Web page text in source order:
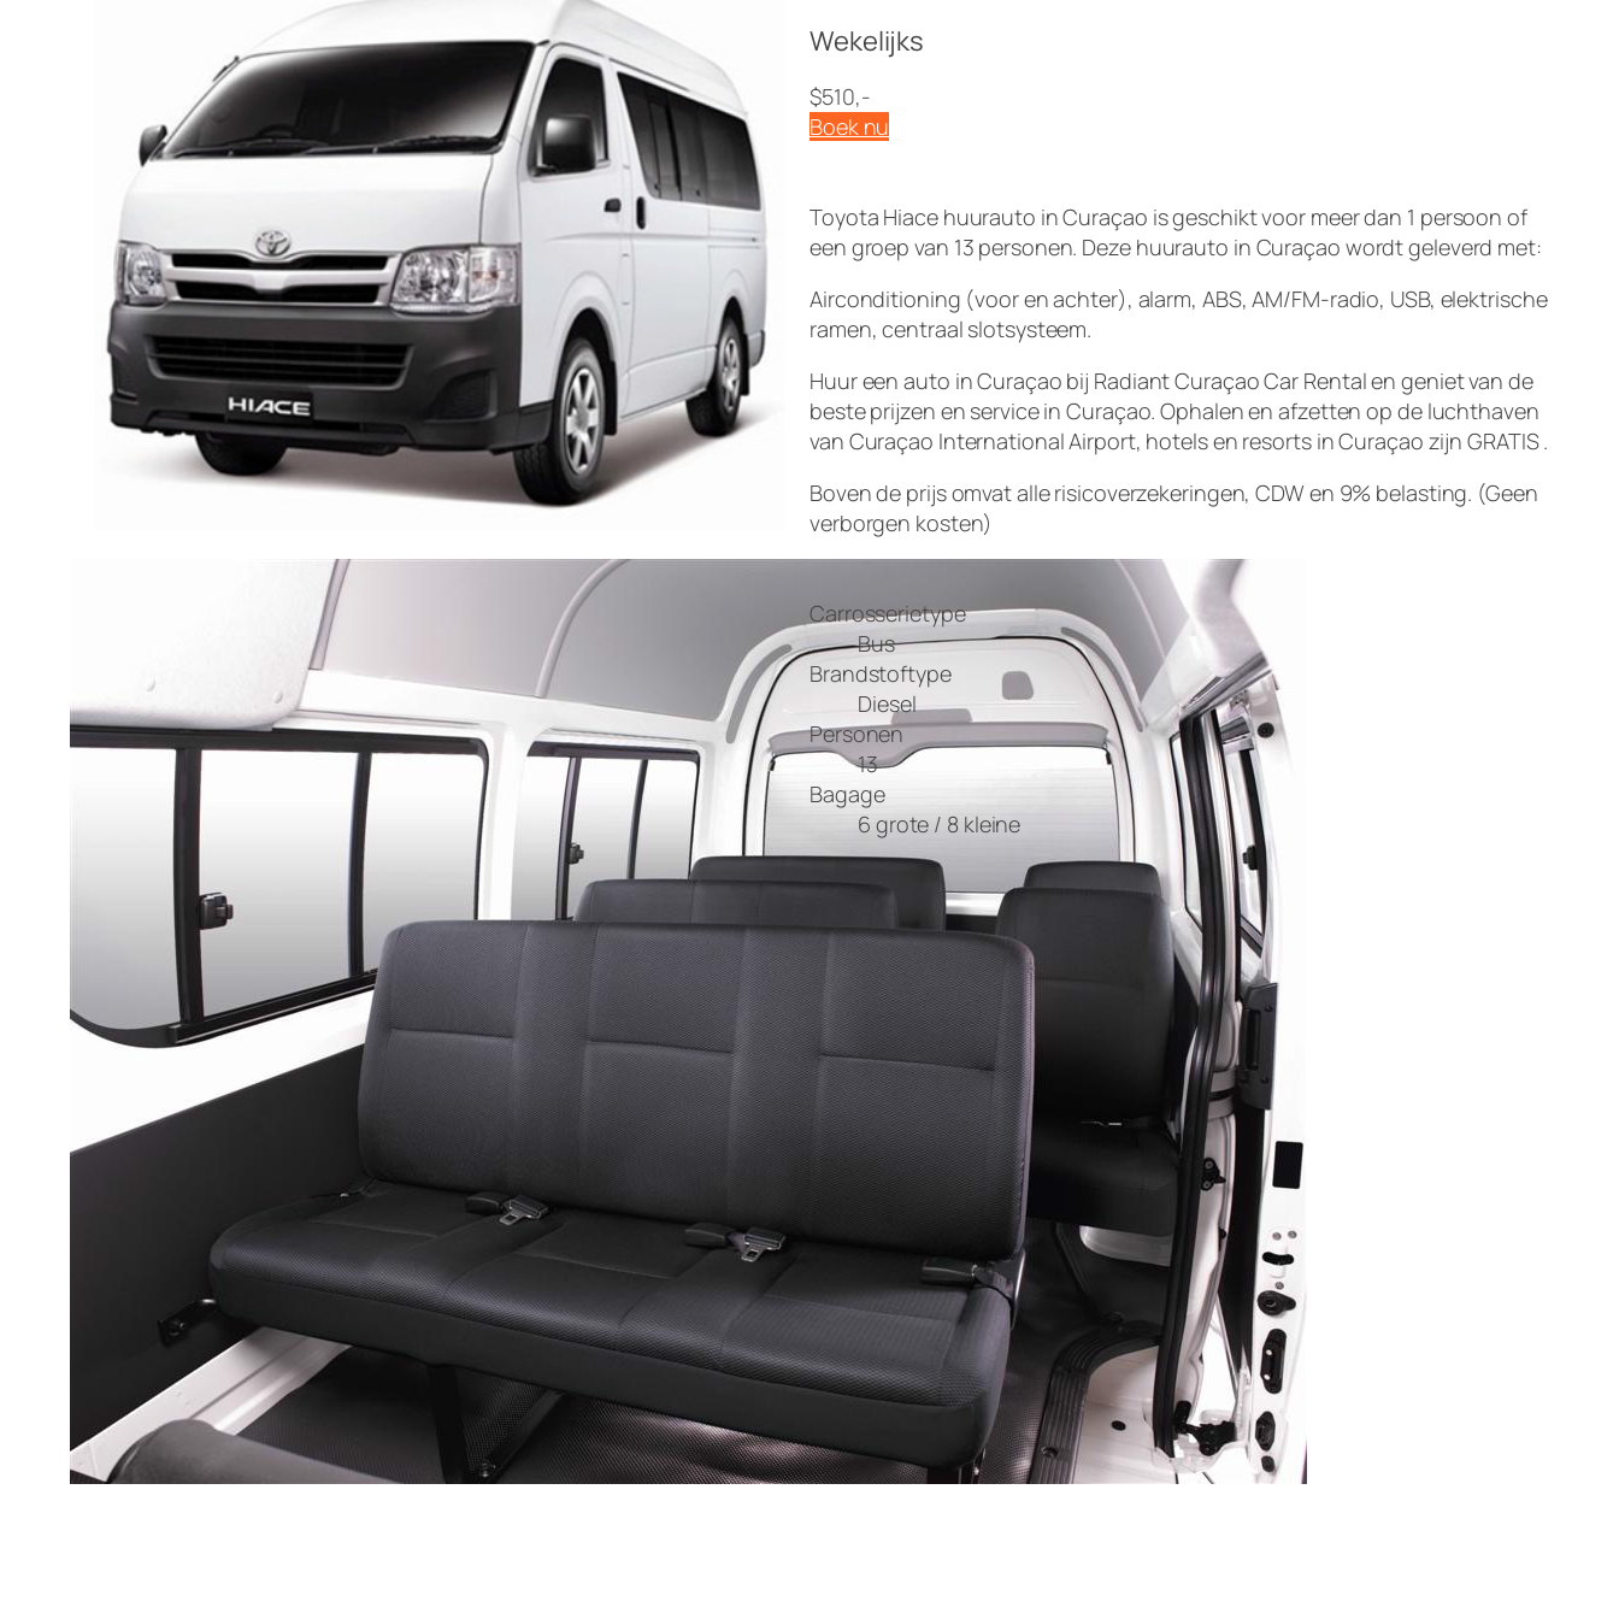
Wekelijks
$510,-
Boek nu
Toyota Hiace huurauto in Curaçao is geschikt voor meer dan 1 persoon of
een groep van 13 personen. Deze huurauto in Curaçao wordt geleverd met:
Airconditioning (voor en achter), alarm, ABS, AM/FM-radio, USB, elektrische
ramen, centraal slotsysteem.
Huur een auto in Curaçao bij Radiant Curaçao Car Rental en geniet van de
beste prijzen en service in Curaçao. Ophalen en afzetten op de luchthaven
van Curaçao International Airport, hotels en resorts in Curaçao zijnGRATIS.
Boven de prijs omvat alle risicoverzekeringen, CDW en 9% belasting. (Geen
verborgen kosten)
Carrosserietype
Bus
Brandstoftype
Diesel
Personen
13
Bagage
6 grote / 8 kleine